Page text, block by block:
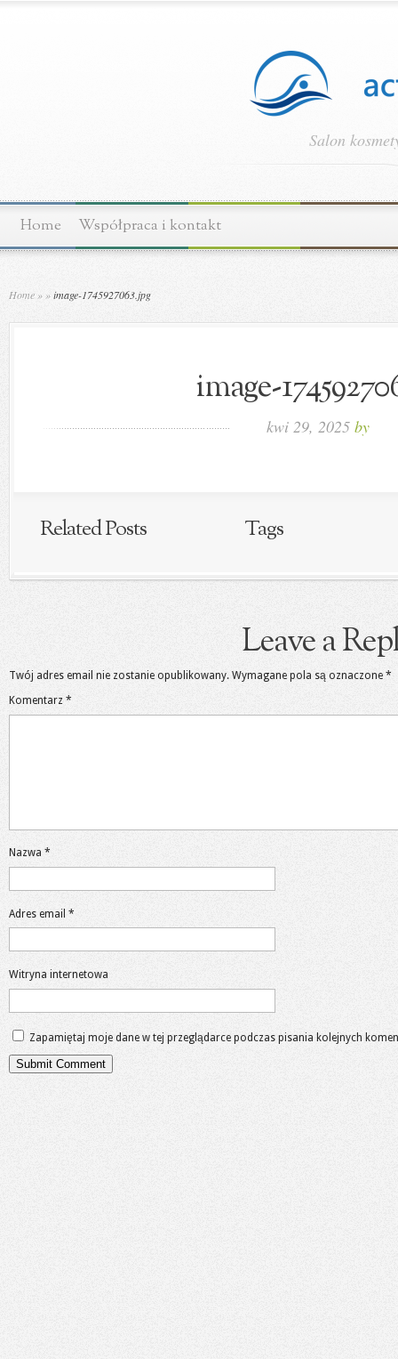
Salon
Home Współpraca i kontakt
Home » »image-1745927063.jpg
image-
kwi 29, 2025 by
Related Posts Tags
Leave a
Twój adres email nie zostanie opublikowany. Wymagane pola są oznaczone *
Komentarz *
Nazwa *
Adres email *
Witryna internetowa
Zapamiętaj moje dane w tej przeglądarce podczas pisania kolejnych